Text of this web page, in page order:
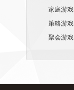
家庭游戏
策略游戏
聚会游戏